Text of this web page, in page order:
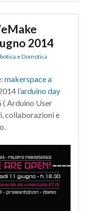
2014
e Domotica
makerspace a
l’arduino day
( Arduino User
collaborazioni e